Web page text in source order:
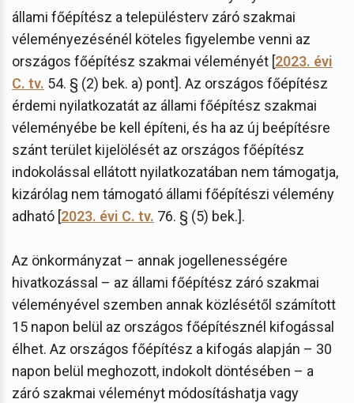
állami főépítész a településterv záró szakmai
véleményezésénél köteles figyelembe venni az
országos főépítész szakmai véleményét [2023. évi
C. tv. 54. § (2) bek. a) pont]. Az országos főépítész
érdemi nyilatkozatát az állami főépítész szakmai
véleményébe be kell építeni, és ha az új beépítésre
szánt terület kijelölését az országos főépítész
indokolással ellátott nyilatkozatában nem támogatja,
kizárólag nem támogató állami főépítészi vélemény
adható [2023. évi C. tv. 76. § (5) bek.].
Az önkormányzat – annak jogellenességére
hivatkozással – az állami főépítész záró szakmai
véleményével szemben annak közlésétől számított
15 napon belül az országos főépítésznél kifogással
élhet. Az országos főépítész a kifogás alapján – 30
napon belül meghozott, indokolt döntésében – a
záró szakmai véleményt módosításhatja vagy